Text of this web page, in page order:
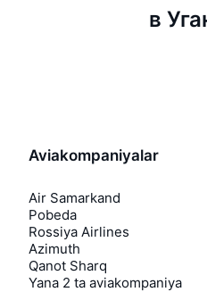
в
Aviakompaniyalar
Air Samarkand
Pobeda
Rossiya Airlines
Azimuth
Qanot Sharq
Yana 2 ta aviakompaniya